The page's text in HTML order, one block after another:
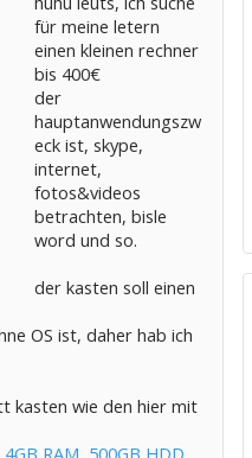
für meine letern
einen kleinen rechner
bis 400€
der
hauptanwendungszw
eck ist, skype,
internet,
fotos&videos
betrachten, bisle
word und so.
der kasten soll einen
OS ist, daher hab ich
kasten wie den hier mit
RAM, 500GB HDD,